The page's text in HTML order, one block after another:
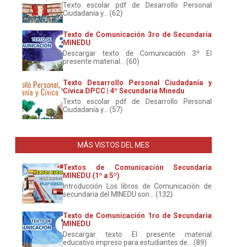
Texto escolar pdf de Desarrollo Personal
Ciudadanía y... (62)
Texto de Comunicación 3ro de Secundaria
MINEDU
Descargar texto de Comunicación 3º El
presente material... (60)
Texto Desarrollo Personal Ciudadanía y
Cívica DPCC | 4º Secundaria Minedu
Texto escolar pdf de Desarrollo Personal
Ciudadanía y... (57)
MÁS VISTOS DEL MES
Textos de Comunicación Secundaria
MINEDU (1º a 5º)
Introducción Los libros de Comunicación de
secundaria del MINEDU son... (132)
Texto de Comunicación 1ro de Secundaria
MINEDU
Descargar texto El presente material
educativo impreso para estudiantes de... (89)